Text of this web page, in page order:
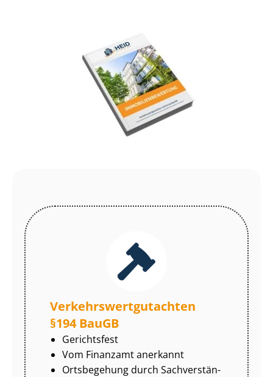
Ver­kehrs­wert­gut­ach­ten
§194 BauGB
Gerichtsfest
Vom Finanzamt anerkannt
Ortsbegehung durch Sach­ver­stän­